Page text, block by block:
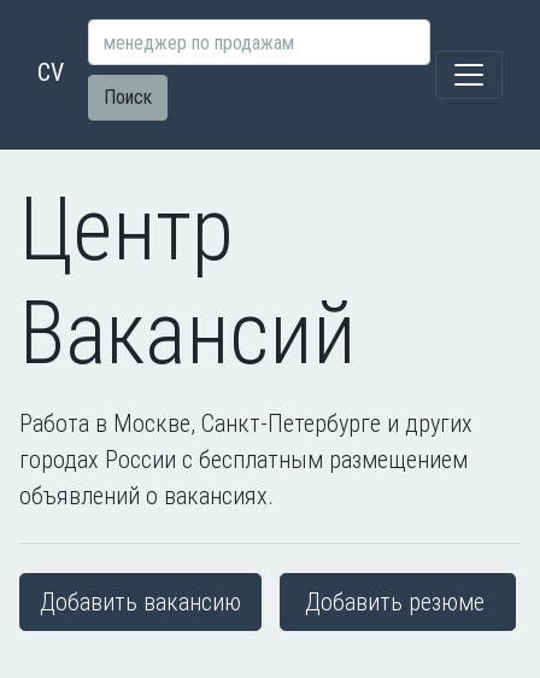
CV
Поиск
Центр
Вакансий
Работа в Москве, Санкт-Петербурге и других
городах России с бесплатным размещением
объявлений о вакансиях.
Добавить вакансию Добавить резюме